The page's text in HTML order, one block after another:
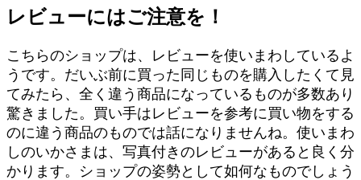
レビューにはご注意を！
こちらのショップは、レビューを使いまわしているよ
うです。だいぶ前に買った同じものを購入したくて見
てみたら、全く違う商品になっているものが多数あり
驚きました。買い手はレビューを参考に買い物をする
のに違う商品のものでは話になりませんね。使いまわ
しのいかさまは、写真付きのレビューがあると良く分
かります。ショップの姿勢として如何なものでしょう